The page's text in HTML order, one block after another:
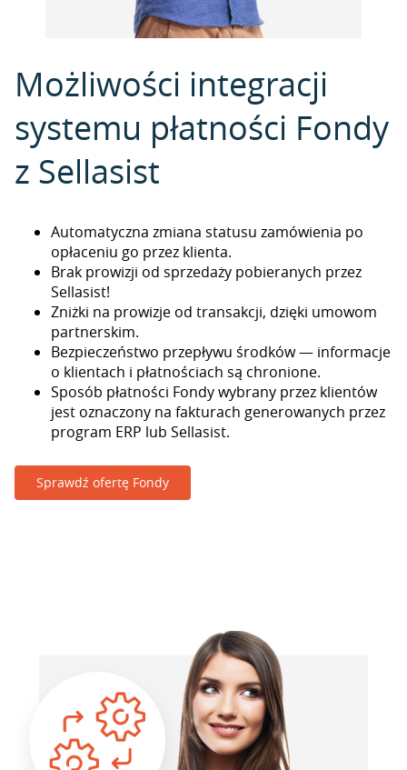
Możliwości integracji
systemu płatności Fondy
z Sellasist
Automatyczna zmiana statusu zamówienia po
opłaceniu go przez klienta.
Brak prowizji od sprzedaży pobieranych przez
Sellasist!
Zniżki na prowizje od transakcji, dzięki umowom
partnerskim.
Bezpieczeństwo przepływu środków — informacje
o klientach i płatnościach są chronione.
Sposób płatności Fondy wybrany przez klientów
jest oznaczony na fakturach generowanych przez
program ERP lub Sellasist.
Sprawdź ofertę Fondy